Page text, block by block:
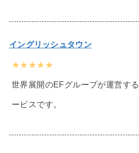
イングリッシュタウン
★★★★★
世界展開のEFグループが運営す
ービスです。